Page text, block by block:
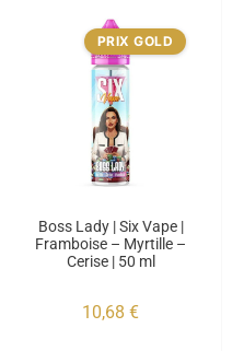
PRIX GOLD
Boss Lady | Six Vape |
Framboise – Myrtille –
Cerise | 50 ml
10,68 €